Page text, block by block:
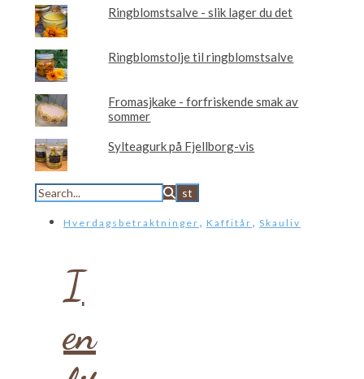
Ringblomstsalve - slik lager du det
Ringblomstolje til ringblomstsalve
Fromasjkake - forfriskende smak av
sommer
Sylteagurk på Fjellborg-vis
Hverdagsbetraktninger , Kaffitår , Skauliv
I
en